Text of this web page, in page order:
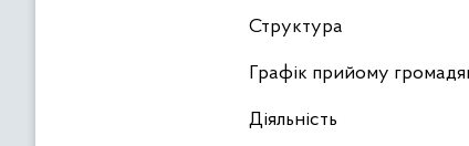
Структура
Графік прийому
Діяльність